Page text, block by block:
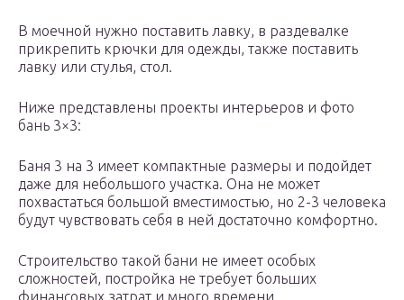
В моечной нужно поставить лавку, в раздевалке
прикрепить крючки для одежды, также поставить
лавку или стулья, стол.
Ниже представлены проекты интерьеров и фото
бань 3×3:
Баня 3 на 3 имеет компактные размеры и подойдет
даже для небольшого участка. Она не может
похвастаться большой вместимостью, но 2-3 человека
будут чувствовать себя в ней достаточно комфортно.
Строительство такой бани не имеет особых
сложностей, постройка не требует больших
финансовых затрат и много времени.